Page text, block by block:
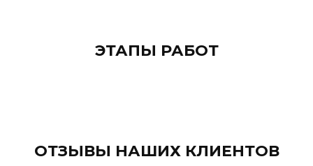
ЭТАПЫ РАБОТ
ОТЗЫВЫ НАШИХ КЛИЕНТОВ